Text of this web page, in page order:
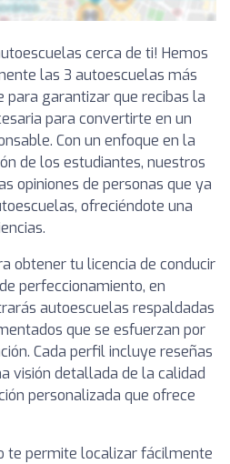
cerca de ti! Hemos
las 3 autoescuelas más
para garantizar que recibas la
para convertirte en un
Con un enfoque en la
de los estudiantes, nuestros
opiniones de personas que ya
ofreciéndote una
obtener tu licencia de conducir
perfeccionamiento, en
autoescuelas respaldadas
que se esfuerzan por
Cada perfil incluye reseñas
visión detallada de la calidad
personalizada que ofrece
te permite localizar fácilmente